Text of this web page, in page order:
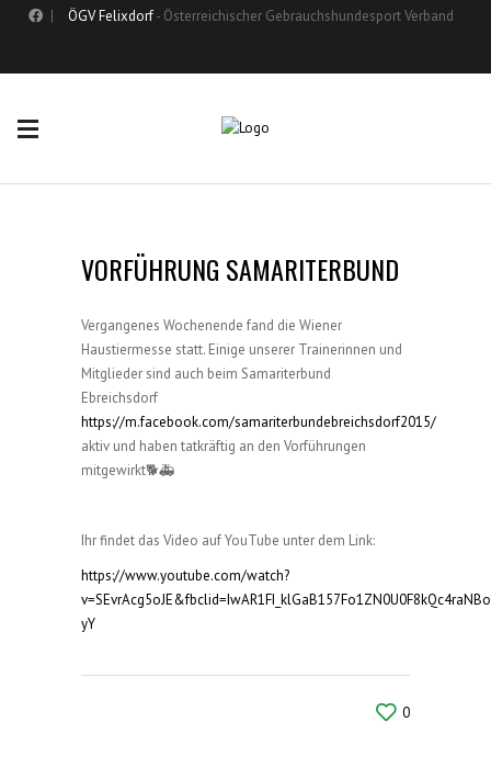
| ÖGV Felixdorf- Österreichischer Gebrauchshundesport Verband
VORFÜHRUNG SAMARITERBUND
Vergangenes Wochenende fand die Wiener
Haustiermesse statt. Einige unserer Trainerinnen und
Mitglieder sind auch beim Samariterbund
Ebreichsdorf
https://m.facebook.com/samariterbundebreichsdorf2015/
aktiv und haben tatkräftig an den Vorführungen
mitgewirkt🐕🚑
Ihr findet das Video auf YouTube unter dem Link:
https://www.youtube.com/watch?
yY
0